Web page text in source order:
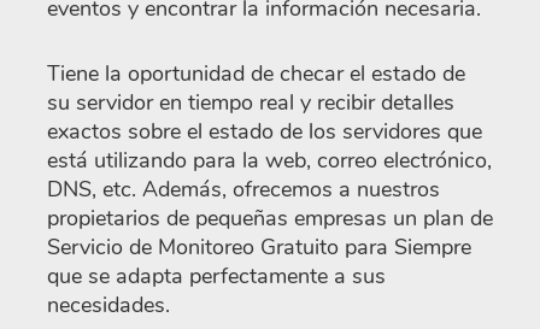
eventos y encontrar la información necesaria.
Tiene la oportunidad de checar el estado de
su servidor en tiempo real y recibir detalles
exactos sobre el estado de los servidores que
está utilizando para la web, correo electrónico,
DNS, etc. Además, ofrecemos a nuestros
propietarios de pequeñas empresas un plan de
Servicio de Monitoreo Gratuito para Siempre
que se adapta perfectamente a sus
necesidades.